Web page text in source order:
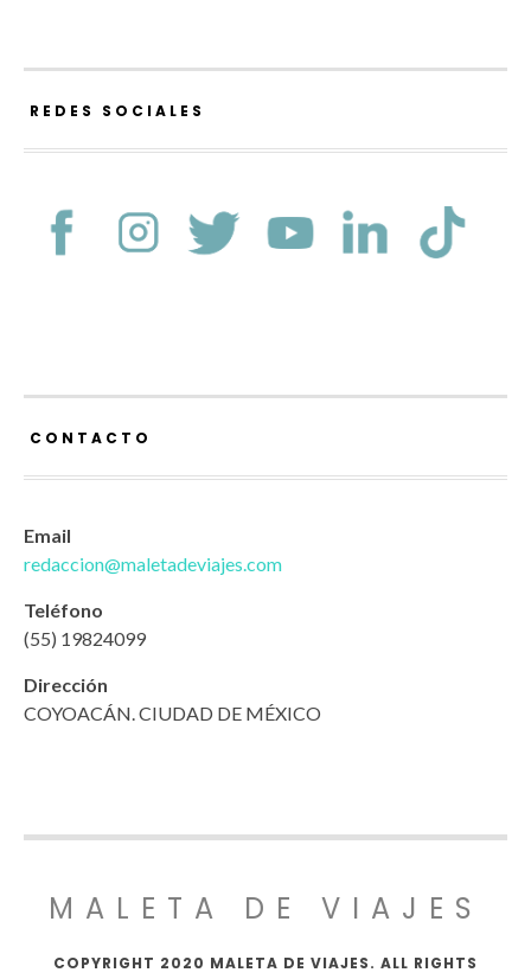
REDES SOCIALES
CONTACTO
Email
redaccion@maletadeviajes.com
Teléfono
(55) 19824099
Dirección
COYOACÁN. CIUDAD DE MÉXICO
MALETA DE VIAJES
COPYRIGHT 2020 MALETA DE VIAJES. ALL RIGHTS